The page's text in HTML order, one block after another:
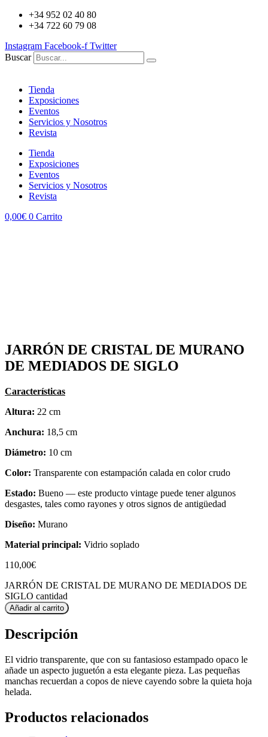
+34 952 02 40 80
+34 722 60 79 08
Instagram Facebook-f Twitter
Buscar
Tienda
Exposiciones
Eventos
Servicios y Nosotros
Revista
Tienda
Exposiciones
Eventos
Servicios y Nosotros
Revista
0,00€ 0 Carrito
JARRÓN DE CRISTAL DE MURANO
DE MEDIADOS DE SIGLO
Características
Altura: 22 cm
Anchura: 18,5 cm
Diámetro: 10 cm
Color: Transparente con estampación calada en color crudo
Estado: Bueno — este producto vintage puede tener algunos
desgastes, tales como rayones y otros signos de antigüedad
Diseño: Murano
Material principal: Vidrio soplado
110,00€
JARRÓN DE CRISTAL DE MURANO DE MEDIADOS DE
SIGLO cantidad
Añadir al carrito
Descripción
El vidrio transparente, que con su fantasioso estampado opaco le
añade un aspecto juguetón a esta elegante pieza. Las pequeñas
manchas recuerdan a copos de nieve cayendo sobre la quieta hoja
helada.
Productos relacionados